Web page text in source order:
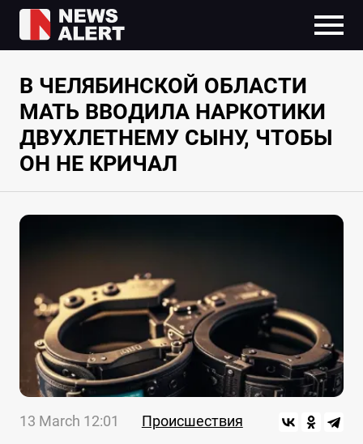
В ЧЕЛЯБИНСКОЙ ОБЛАСТИ
МАТЬ ВВОДИЛА НАРКОТИКИ
ДВУХЛЕТНЕМУ СЫНУ, ЧТОБЫ
ОН НЕ КРИЧАЛ
13 March 12:01 Происшествия